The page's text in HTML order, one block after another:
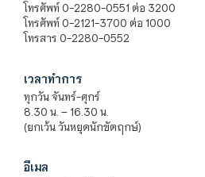
โทรศัพท์ 0-2280-0551 ต่อ 3200
โทรศัพท์ 0-2121-3700 ต่อ 1000
โทรสาร 0-2280-0552
เวลาทำการ
ทุกวัน จันทร์-ศุกร์
8.30 น. – 16.30 น.
(ยกเว้น วันหยุดนักขัตฤกษ์)
อีเมล